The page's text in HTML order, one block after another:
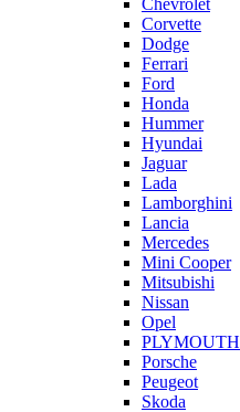
Chevrolet
Corvette
Dodge
Ferrari
Ford
Honda
Hummer
Hyundai
Jaguar
Lada
Lamborghini
Lancia
Mercedes
Mini Cooper
Mitsubishi
Nissan
Opel
PLYMOUTH
Porsche
Peugeot
Skoda